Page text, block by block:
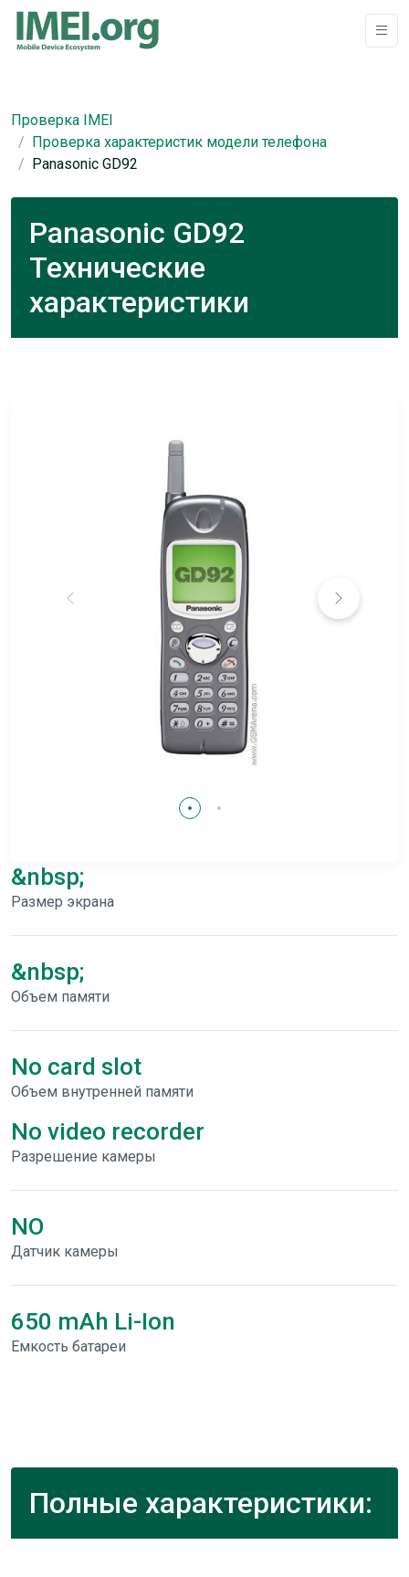
Проверка IMEI
Проверка характеристик модели телефона
Panasonic GD92
Panasonic GD92
Технические
характеристики
&nbsp;
Размер экрана
&nbsp;
Объем памяти
No card slot
Объем внутренней памяти
No video recorder
Разрешение камеры
NO
Датчик камеры
650 mAh Li-Ion
Емкость батареи
Полные характеристики: